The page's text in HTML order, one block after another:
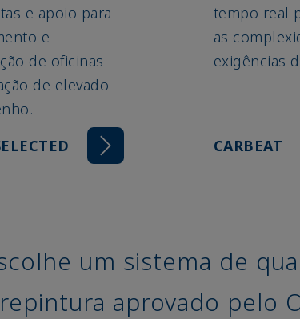
e apoio para
e
de oficinas
de elevado
tempo real
as
exigências
CARBEAT
um sistema de
aprovado pelo